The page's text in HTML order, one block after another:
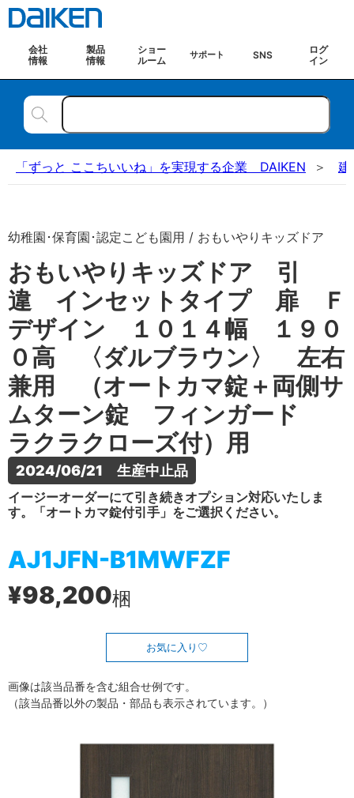
会社
情報
製品
情報
ショー
ルーム
サポート SNS
ログ
イン
「ずっと ここちいいね」を実現する企業 DAIKEN 建
幼稚園･保育園･認定こども園用 / おもいやりキッズドア
おもいやりキッズドア 引
違 インセットタイプ 扉 Ｆ
デザイン １０１４幅 １９０
０高 〈ダルブラウン〉 左右
兼用 （オートカマ錠＋両側サ
ムターン錠 フィンガード
ラクラクローズ付）用
2024/06/21　生産中止品
イージーオーダーにて引き続きオプション対応いたしま
す。「オートカマ錠付引手」をご選択ください。
AJ1JFN-B1MWFZF
¥98,200梱
お気に入り
画像は該当品番を含む組合せ例です。
（該当品番以外の製品・部品も表示されています。）